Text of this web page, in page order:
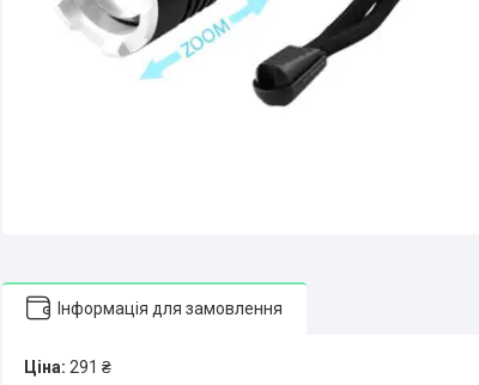
Інформація для замовлення
Ціна: 291 ₴